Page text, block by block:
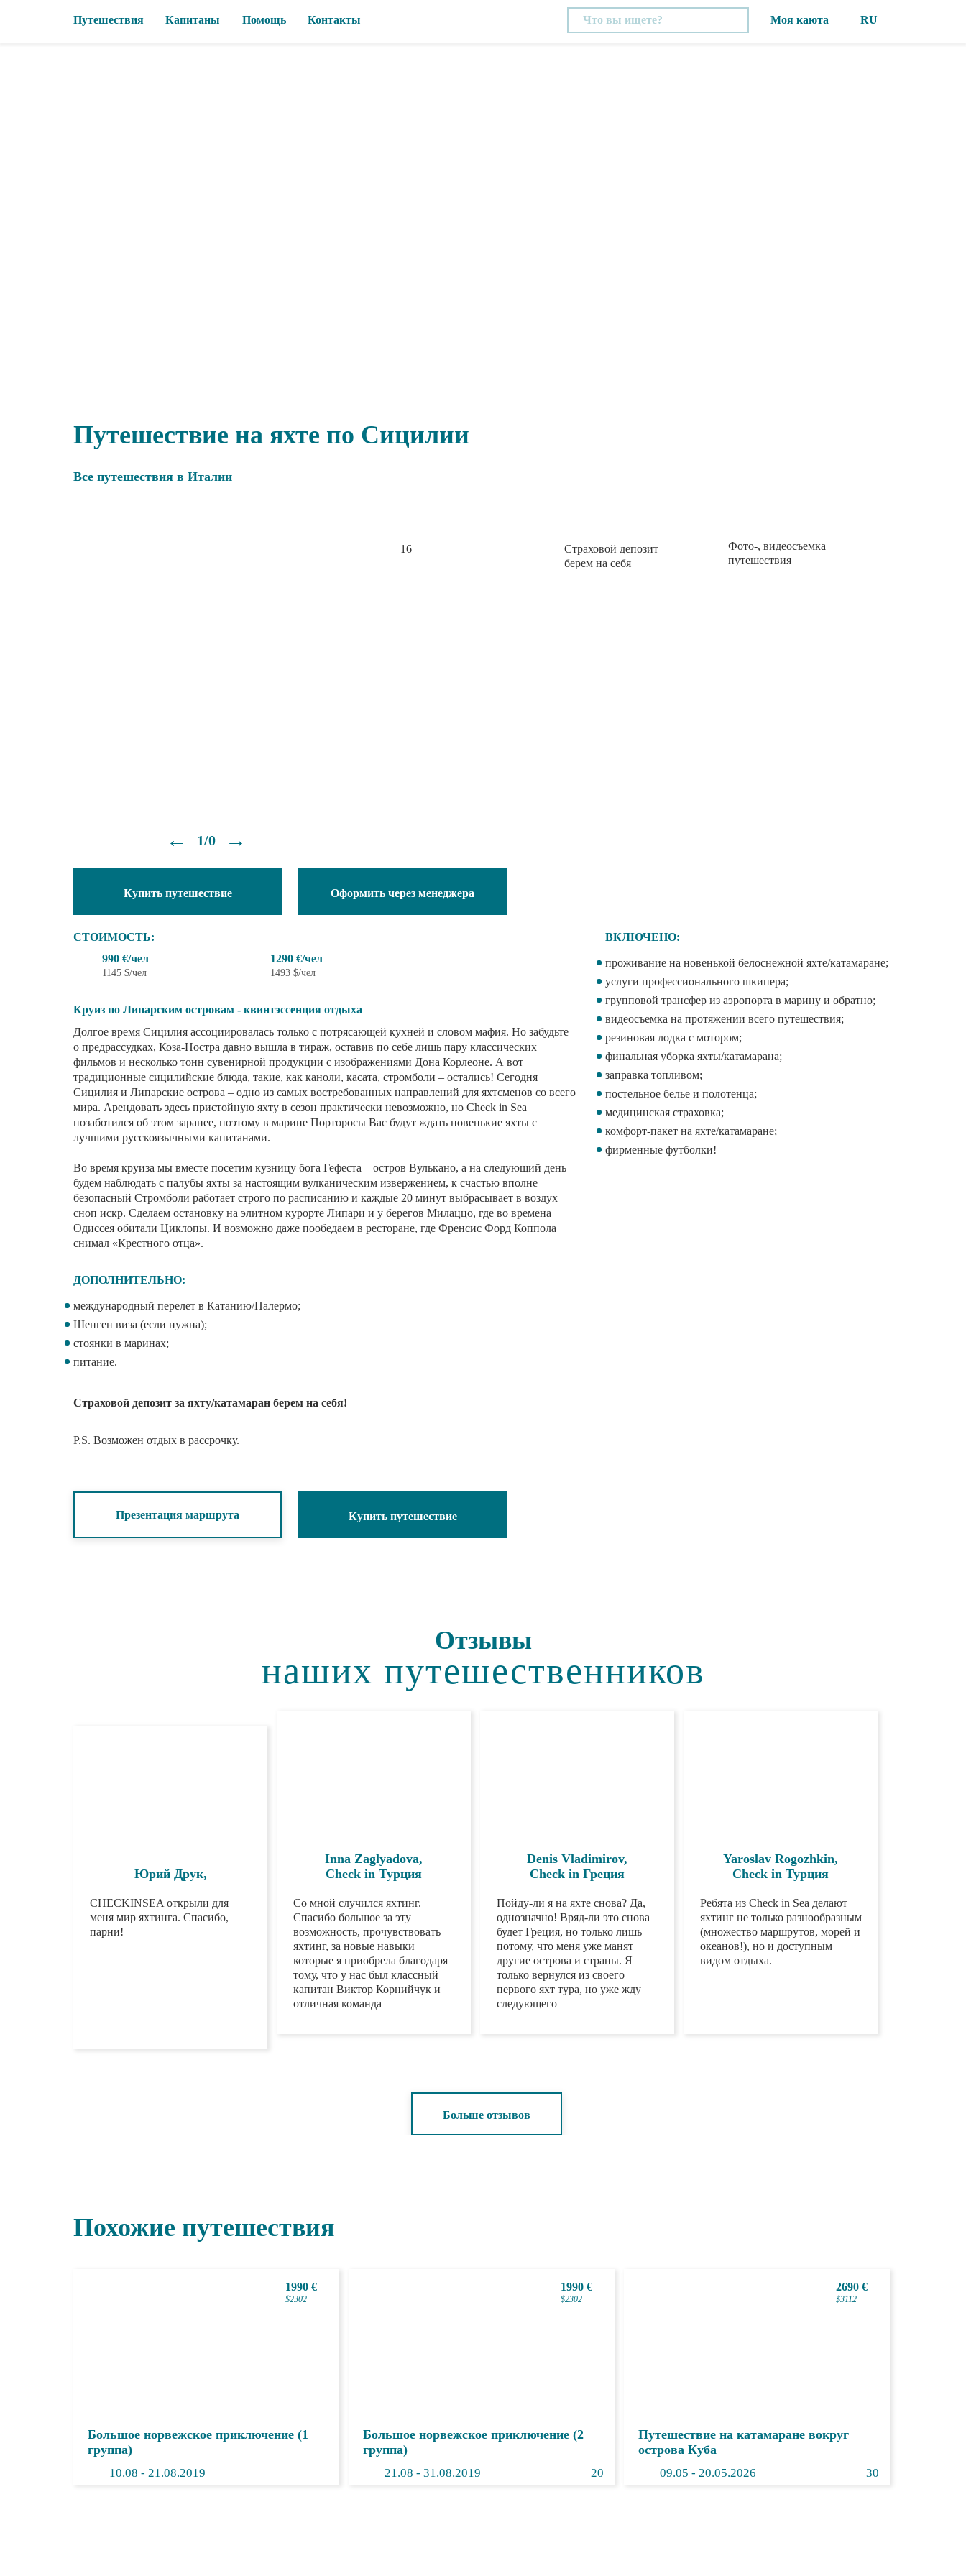
Путешествия Капитаны Помощь Контакты RU
Моя каюта
Путешествие на яхте по Сицилии
Все путешествия в Италии
← 1/0 →
16
Страховой депозит
берем на себя
Фото-, видеосъемка
путешествия
Купить путешествие Оформить через менеджера
ВКЛЮЧЕНО:
проживание на новенькой белоснежной яхте/
катамаране;
услуги профессионального шкипера;
групповой трансфер из аэропорта в марину и
СТОИМОСТЬ:
990 €/чел
1145 $/чел
1290 €/чел
1493 $/чел
Круиз по Липарским островам - квинтэссенция отдыха
Долгое время Сицилия ассоциировалась только с потрясающей кухней и словом мафия. Но
забудьте о предрассудках, Коза-Ностра давно вышла в тираж, оставив по себе лишь пару
классических фильмов и несколько тонн сувенирной продукции с изображениями Дона
Корлеоне. А вот традиционные сицилийские блюда, такие, как каноли, касата, стромболи –
остались! Сегодня Сицилия и Липарские острова – одно из самых востребованных
направлений для яхтсменов со всего мира. Арендовать здесь пристойную яхту в сезон
практически невозможно, но Check in Sea позаботился об этом заранее, поэтому в марине
Порторосы Вас будут ждать новенькие яхты с лучшими русскоязычными капитанами.
Во время круиза мы вместе посетим кузницу бога Гефеста – остров Вулькано, а на следующий
день будем наблюдать с палубы яхты за настоящим вулканическим извержением, к счастью
вполне безопасный Стромболи работает строго по расписанию и каждые 20 минут
выбрасывает в воздух сноп искр. Сделаем остановку на элитном курорте Липари и у берегов
Милаццо, где во времена Одиссея обитали Циклопы. И возможно даже пообедаем в
ресторане, где Френсис Форд Коппола снимал «Крестного отца».
ДОПОЛНИТЕЛЬНО:
международный перелет в Катанию/Палермо;
Шенген виза (если нужна);
стоянки в маринах;
питание.
Страховой депозит за яхту/катамаран берем на себя!
P.S. Возможен отдых в рассрочку.
Презентация маршрута Купить путешествие
Отзывы
наших путешественников
Юрий Друк,
CHECKINSEA открыли для
меня мир яхтинга. Спасибо,
парни!
Inna Zaglyadova,
Check in Турция
Со мной случился яхтинг.
Спасибо большое за эту
возможность, прочувствовать
яхтинг, за новые навыки
которые я приобрела
благодаря тому, что у нас был
классный капитан Виктор
Корнийчук и отличная
Denis Vladimirov,
Check in Греция
Пойду-ли я на яхте снова? Да,
однозначно! Вряд-ли это
снова будет Греция, но только
лишь потому, что меня уже
манят другие острова и
страны. Я только вернулся из
своего первого яхт тура, но
уже жду следующего
Yaroslav Rogozhkin,
Check in Турция
Ребята из Check in Sea делают
яхтинг не только
разнообразным (множество
маршрутов, морей и океанов!),
но и доступным видом
Больше отзывов
Похожие путешествия
1990 €
$2302
Большое норвежское приключение (1
группа)
10.08 - 21.08.2019
1990 €
$2302
Большое норвежское приключение (2
группа)
21.08 - 31.08.2019 20
2690 €
$3112
Путешествие на катамаране вокруг
острова Куба
09.05 - 20.05.2026 30